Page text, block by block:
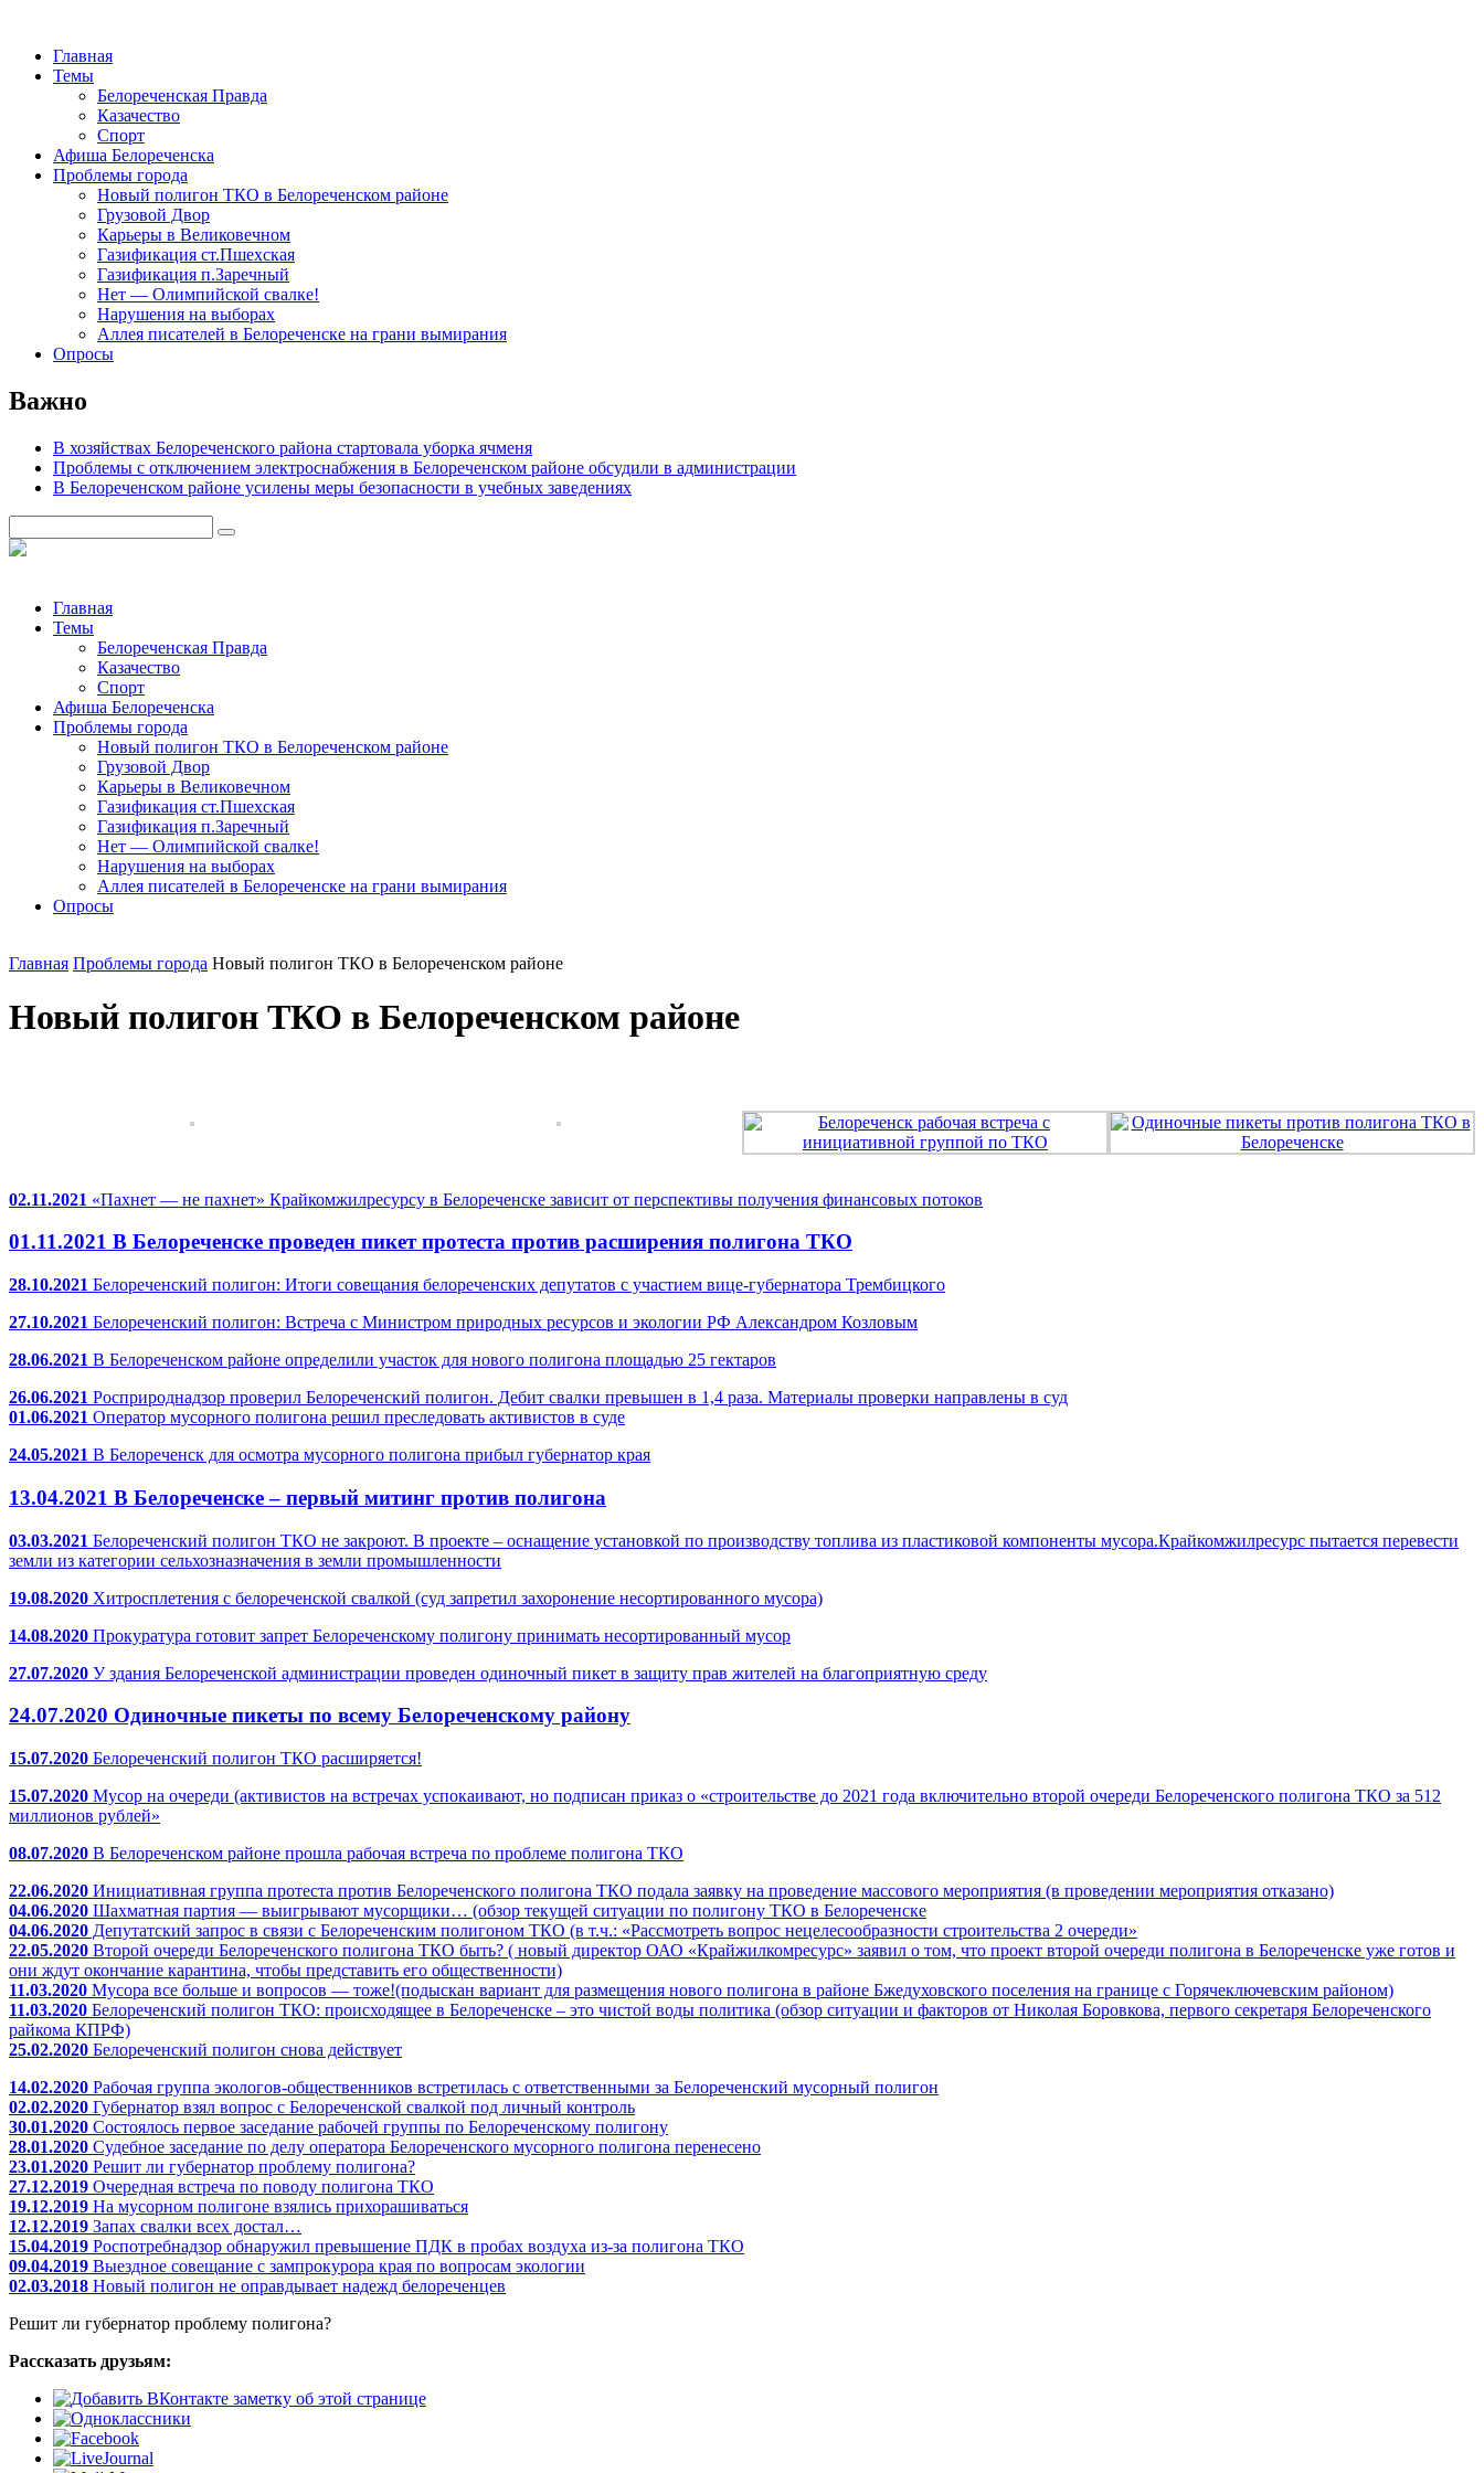
Главная
Темы
Белореченская Правда
Казачество
Спорт
Афиша Белореченска
Проблемы города
Новый полигон ТКО в Белореченском районе
Грузовой Двор
Карьеры в Великовечном
Газификация ст.Пшехская
Газификация п.Заречный
Нет — Олимпийской свалке!
Нарушения на выборах
Аллея писателей в Белореченске на грани вымирания
Опросы
Важно
В хозяйствах Белореченского района стартовала уборка ячменя
Проблемы с отключением электроснабжения в Белореченском районе обсудили в администрации
В Белореченском районе усилены меры безопасности в учебных заведениях
Главная
Темы
Белореченская Правда
Казачество
Спорт
Афиша Белореченска
Проблемы города
Новый полигон ТКО в Белореченском районе
Грузовой Двор
Карьеры в Великовечном
Газификация ст.Пшехская
Газификация п.Заречный
Нет — Олимпийской свалке!
Нарушения на выборах
Аллея писателей в Белореченске на грани вымирания
Опросы
Главная Проблемы города Новый полигон ТКО в Белореченском районе
Новый полигон ТКО в Белореченском районе
02.11.2021 «Пахнет — не пахнет» Крайкомжилресурсу в Белореченске зависит от перспективы получения финансовых потоков
01.11.2021 В Белореченске проведен пикет протеста против расширения полигона ТКО
28.10.2021 Белореченский полигон: Итоги совещания белореченских депутатов с участием вице-губернатора Трембицкого
27.10.2021 Белореченский полигон: Встреча с Министром природных ресурсов и экологии РФ Александром Козловым
28.06.2021 В Белореченском районе определили участок для нового полигона площадью 25 гектаров
26.06.2021 Росприроднадзор проверил Белореченский полигон. Дебит свалки превышен в 1,4 раза. Материалы проверки направлены в суд
01.06.2021 Оператор мусорного полигона решил преследовать активистов в суде
24.05.2021 В Белореченск для осмотра мусорного полигона прибыл губернатор края
13.04.2021 В Белореченске – первый митинг против полигона
03.03.2021 Белореченский полигон ТКО не закроют. В проекте – оснащение установкой по производству топлива из пластиковой компоненты мусора.Крайкомжилресурс пытается перевести
земли из категории сельхозназначения в земли промышленности
19.08.2020 Хитросплетения с белореченской свалкой (суд запретил захоронение несортированного мусора)
14.08.2020 Прокуратура готовит запрет Белореченскому полигону принимать несортированный мусор
27.07.2020 У здания Белореченской администрации проведен одиночный пикет в защиту прав жителей на благоприятную среду
24.07.2020 Одиночные пикеты по всему Белореченскому району
15.07.2020 Белореченский полигон ТКО расширяется!
15.07.2020 Мусор на очереди (активистов на встречах успокаивают, но подписан приказ о «строительстве до 2021 года включительно второй очереди Белореченского полигона ТКО за 512
миллионов рублей»
08.07.2020 В Белореченском районе прошла рабочая встреча по проблеме полигона ТКО
22.06.2020 Инициативная группа протеста против Белореченского полигона ТКО подала заявку на проведение массового мероприятия (в проведении мероприятия отказано)
04.06.2020 Шахматная партия — выигрывают мусорщики… (обзор текущей ситуации по полигону ТКО в Белореченске
04.06.2020 Депутатский запрос в связи с Белореченским полигоном ТКО (в т.ч.: «Рассмотреть вопрос нецелесообразности строительства 2 очереди»
22.05.2020 Второй очереди Белореченского полигона ТКО быть? ( новый директор ОАО «Крайжилкомресурс» заявил о том, что проект второй очереди полигона в Белореченске уже готов и
они ждут окончание карантина, чтобы представить его общественности)
11.03.2020 Мусора все больше и вопросов — тоже!(подыскан вариант для размещения нового полигона в районе Бжедуховского поселения на границе с Горячеключевским районом)
11.03.2020 Белореченский полигон ТКО: происходящее в Белореченске – это чистой воды политика (обзор ситуации и факторов от Николая Боровкова, первого секретаря Белореченского
райкома КПРФ)
25.02.2020 Белореченский полигон снова действует
14.02.2020 Рабочая группа экологов-общественников встретилась с ответственными за Белореченский мусорный полигон
02.02.2020 Губернатор взял вопрос с Белореченской свалкой под личный контроль
30.01.2020 Состоялось первое заседание рабочей группы по Белореченскому полигону
28.01.2020 Судебное заседание по делу оператора Белореченского мусорного полигона перенесено
23.01.2020 Решит ли губернатор проблему полигона?
27.12.2019 Очередная встреча по поводу полигона ТКО
19.12.2019 На мусорном полигоне взялись прихорашиваться
12.12.2019 Запах свалки всех достал…
15.04.2019 Роспотребнадзор обнаружил превышение ПДК в пробах воздуха из-за полигона ТКО
09.04.2019 Выездное совещание с зампрокурора края по вопросам экологии
02.03.2018 Новый полигон не оправдывает надежд белореченцев
Решит ли губернатор проблему полигона?
Рассказать друзьям: